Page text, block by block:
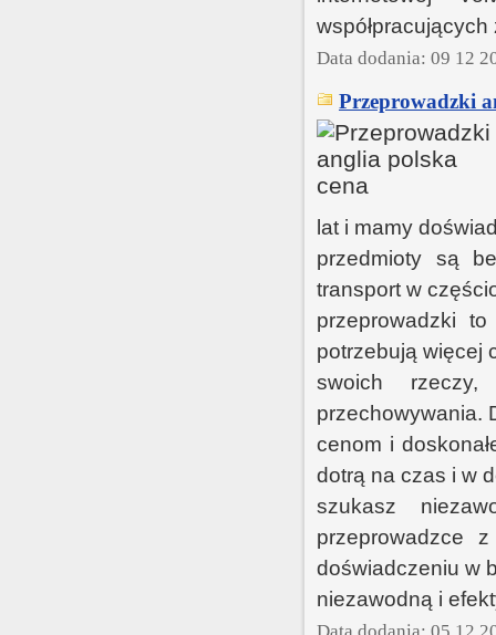
Data dodania: 09 12
Przeprowadzki
lat i mamy
przedmioty są
transport w
przeprowadzki
potrzebują więcej
swoich rzeczy,
przechowywania.
cenom i
dotrą na czas i w
szukasz
przeprowadzce
doświadczeniu w
niezawodną i